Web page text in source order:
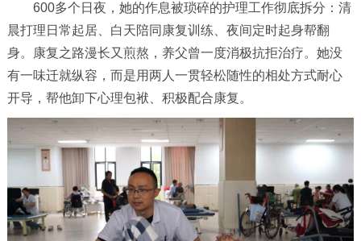
600多个日夜，她的作息被琐碎的护理工作彻底拆分：清
晨打理日常起居、白天陪同康复训练、夜间定时起身帮翻
身。康复之路漫长又煎熬，养父曾一度消极抗拒治疗。她没
有一味迁就纵容，而是用两人一贯轻松随性的相处方式耐心
开导，帮他卸下心理包袱、积极配合康复。